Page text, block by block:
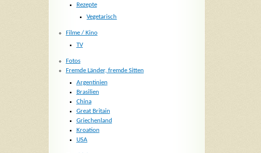
Rezepte
Vegetarisch
Filme / Kino
TV
Fotos
Fremde Länder, fremde Sitten
Argentinien
Brasilien
China
Great Britain
Griechenland
Kroation
USA